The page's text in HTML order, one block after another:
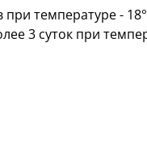
температуре -
3 суток при